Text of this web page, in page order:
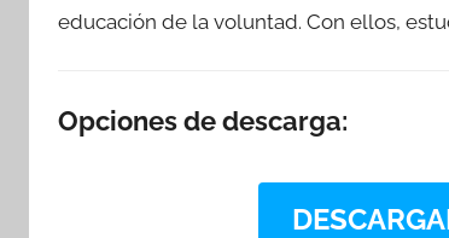
educación de la voluntad. Con ellos,
Opciones de descarga: